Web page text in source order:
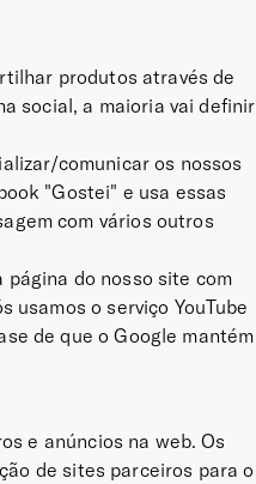
produtos através de
social, a maioria vai definir
comunicar os nossos
"Gostei" e usa essas
com vários outros
página do nosso site com
usamos o serviço YouTube
de que o Google mantém
e anúncios na web. Os
de sites parceiros para o